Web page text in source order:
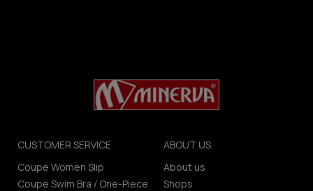
CUSTOMER SERVICE
Coupe Women Slip
Coupe Swim Bra / One-Piece
ABOUT US
About us
Shops